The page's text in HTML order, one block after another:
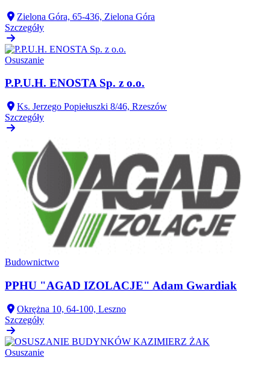
Zielona Góra, 65-436, Zielona Góra
Szczegóły
Osuszanie
P.P.U.H. ENOSTA Sp. z o.o.
Ks. Jerzego Popiełuszki 8/46, Rzeszów
Szczegóły
Budownictwo
PPHU "AGAD IZOLACJE" Adam Gwardiak
Okrężna 10, 64-100, Leszno
Szczegóły
Osuszanie